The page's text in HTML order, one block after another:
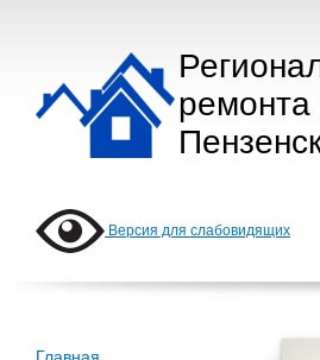
ремонта
Версия для слабовидящих